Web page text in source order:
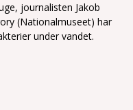
journalisten Jakob
(Nationalmuseet) har
under vandet.